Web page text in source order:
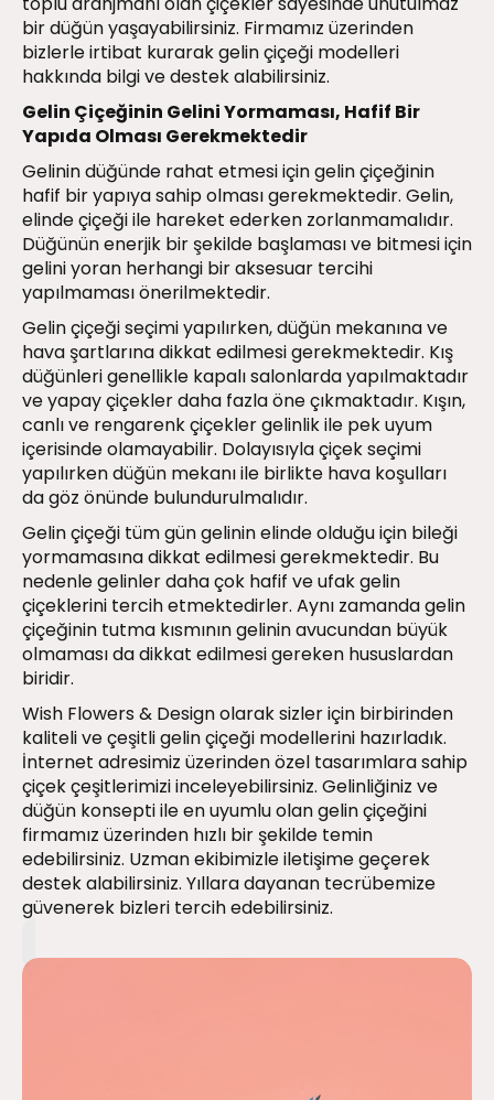
bir düğün yaşayabilirsiniz. Firmamız üzerinden
bizlerle irtibat kurarak gelin çiçeği modelleri
hakkında bilgi ve destek alabilirsiniz.
Gelin Çiçeğinin Gelini Yormaması, Hafif Bir
Yapıda Olması Gerekmektedir
Gelinin düğünde rahat etmesi için gelin çiçeğinin
hafif bir yapıya sahip olması gerekmektedir. Gelin,
elinde çiçeği ile hareket ederken zorlanmamalıdır.
Düğünün enerjik bir şekilde başlaması ve bitmesi için
gelini yoran herhangi bir aksesuar tercihi
yapılmaması önerilmektedir.
Gelin çiçeği seçimi yapılırken, düğün mekanına ve
hava şartlarına dikkat edilmesi gerekmektedir. Kış
düğünleri genellikle kapalı salonlarda yapılmaktadır
ve yapay çiçekler daha fazla öne çıkmaktadır. Kışın,
canlı ve rengarenk çiçekler gelinlik ile pek uyum
içerisinde olamayabilir. Dolayısıyla çiçek seçimi
yapılırken düğün mekanı ile birlikte hava koşulları
da göz önünde bulundurulmalıdır.
Gelin çiçeği tüm gün gelinin elinde olduğu için bileği
yormamasına dikkat edilmesi gerekmektedir. Bu
nedenle gelinler daha çok hafif ve ufak gelin
çiçeklerini tercih etmektedirler. Aynı zamanda gelin
çiçeğinin tutma kısmının gelinin avucundan büyük
olmaması da dikkat edilmesi gereken hususlardan
biridir.
Wish Flowers & Design olarak sizler için birbirinden
kaliteli ve çeşitli gelin çiçeği modellerini hazırladık.
İnternet adresimiz üzerinden özel tasarımlara sahip
çiçek çeşitlerimizi inceleyebilirsiniz. Gelinliğiniz ve
düğün konsepti ile en uyumlu olan gelin çiçeğini
firmamız üzerinden hızlı bir şekilde temin
edebilirsiniz. Uzman ekibimizle iletişime geçerek
destek alabilirsiniz. Yıllara dayanan tecrübemize
güvenerek bizleri tercih edebilirsiniz.